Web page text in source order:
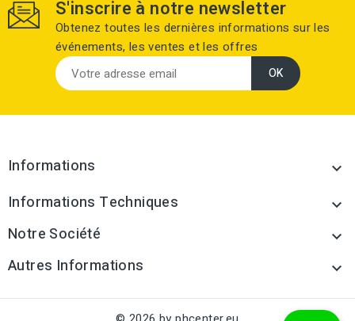
S'inscrire à notre newsletter
Obtenez toutes les dernières informations sur les
événements, les ventes et les offres
Informations 
Informations Techniques 
Notre Société 
Autres Informations 